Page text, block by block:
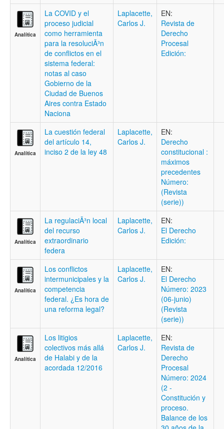
Analítica
La COVID y el
proceso judicial
como herramienta
para la resoluciÃ³n
de conflictos en el
sistema federal:
notas al caso
Gobierno de la
Ciudad de Buenos
Aires contra Estado
Naciona
Laplacette,
Carlos J.
EN:
Revista de
Derecho
Procesal
Edición:
Analítica
La cuestión federal
del artículo 14,
inciso 2 de la ley 48
Laplacette,
Carlos J.
EN:
Derecho
constitucional :
máximos
precedentes
Número:
(Revista
(serie))
Analítica
La regulaciÃ³n local
del recurso
extraordinario
federa
Laplacette,
Carlos J.
EN:
El Derecho
Edición:
Analítica
Los conflictos
intermunicipales y la
competencia
federal. ¿Es hora de
una reforma legal?
Laplacette,
Carlos J.
EN:
El Derecho
Número: 2023
(06-junio)
(Revista
(serie))
Analítica
Los litigios
colectivos más allá
de Halabi y de la
acordada 12/2016
Laplacette,
Carlos J.
EN:
Revista de
Derecho
Procesal
Número: 2024
(2 -
Constitución y
proceso.
Balance de los